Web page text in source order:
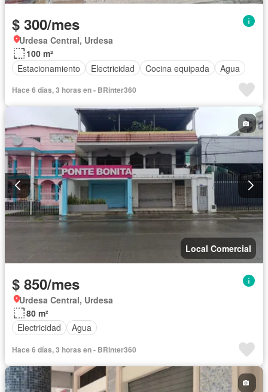
$ 300/mes
Urdesa Central, Urdesa
100 m²
Estacionamiento
Electricidad Cocina equipada Agua
Hace 6 días, 3 horas en - BRinter360
Local Comercial
$ 850/mes
Urdesa Central, Urdesa
80 m²
Electricidad
Agua
Hace 6 días, 3 horas en - BRinter360